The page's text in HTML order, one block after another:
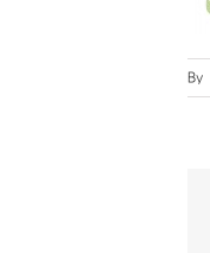
By